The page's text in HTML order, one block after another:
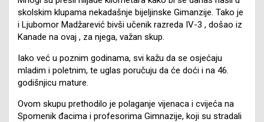
skolskim klupama nekadašnje bijeljinske Gimanzije. Tako je
i Ljubomor Madžarević bivši učenik razreda IV-3 , došao iz
Kanade na ovaj , za njega, važan skup.
Iako već u poznim godinama, svi kažu da se osjećaju
mladim i poletnim, te uglas poručuju da će doći i na 46.
godišnjicu mature.
Ovom skupu prethodilo je polaganje vijenaca i cvijeća na
Spomenik đacima i profesorima Gimnazije, koji su stradali